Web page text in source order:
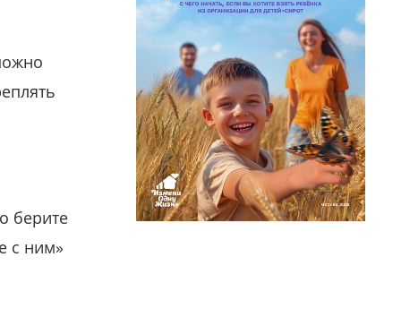
берите
с ним»